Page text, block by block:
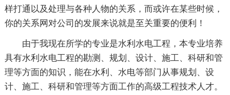
样打通以及处理与各种人物的关系，而或许在某些时候，
你的关系网对公司的发展来说就是至关重要的便利！
由于我现在所学的专业是水利水电工程，本专业培养
具有水利水电工程的勘测、规划、设计、施工、科研和管
理等方面的知识，能在水利、水电等部门从事规划、设
计、施工、科研和管理等方面工作的高级工程技术人才。